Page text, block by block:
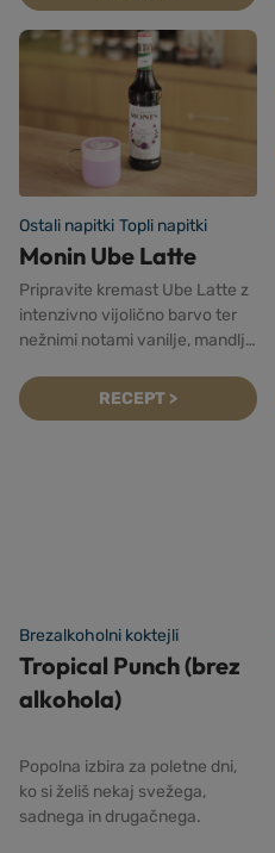
Ostali napitki Topli napitki
Monin Ube Latte
Pripravite kremast Ube Latte z
intenzivno vijolično barvo ter
nežnimi notami vanilje, mandlja
recept!
RECEPT >
Brezalkoholni koktejli
Tropical Punch (brez
alkohola)
Popolna izbira za poletne dni,
ko si želiš nekaj svežega,
sadnega in drugačnega.